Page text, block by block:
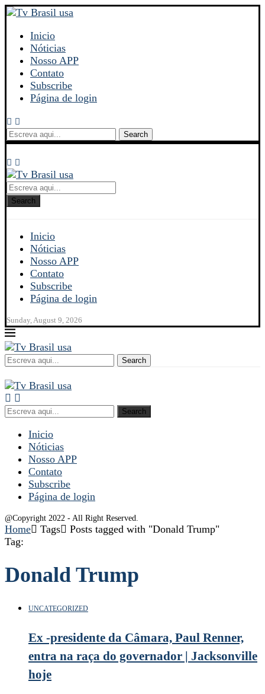
Inicio
Nóticias
Nosso APP
Contato
Subscribe
Página de login
Search
Search
Inicio
Nóticias
Nosso APP
Contato
Subscribe
Página de login
Sunday, August 9, 2026
Search
Search
Inicio
Nóticias
Nosso APP
Contato
Subscribe
Página de login
@Copyright 2022 - All Right Reserved.
Home Tags
Posts tagged with "Donald Trump"
Tag:
Donald Trump
UNCATEGORIZED
Ex -presidente da Câmara, Paul Renner,
entra na raça do governador | Jacksonville
hoje